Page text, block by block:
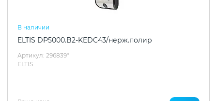
В наличии
ELTIS DP5000.B2-KEDC43/нерж.полир
Артикул: 296839*
ELTIS